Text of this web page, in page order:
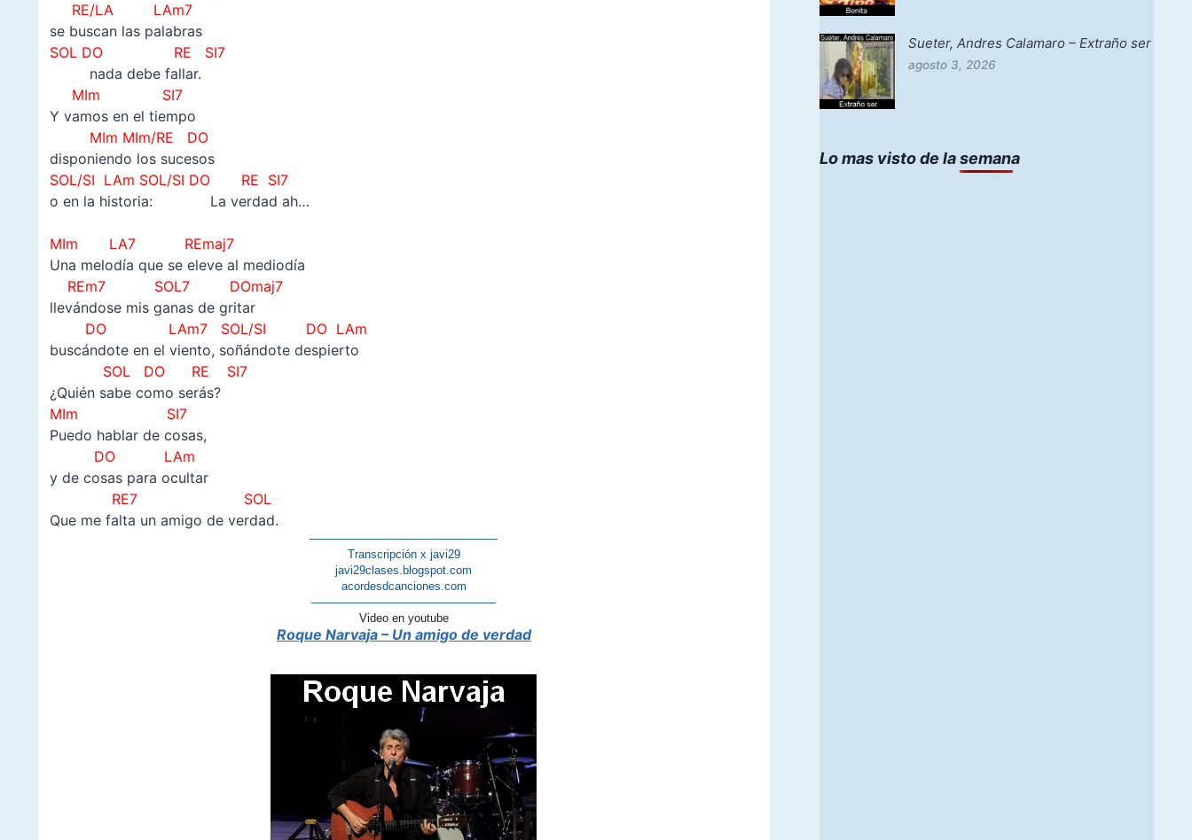
RE/LA LAm7
se buscan las palabras
SOL DO RE SI7
nada debe fallar.
MIm SI7
Y vamos en el tiempo
MIm MIm/RE DO
disponiendo los sucesos
SOL/SI LAm SOL/SI DO RE SI7
o en la historia: La verdad ah…
MIm LA7 REmaj7
Una melodía que se eleve al mediodía
REm7 SOL7 DOmaj7
llevándose mis ganas de gritar
DO LAm7 SOL/SI DO LAm
buscándote en el viento, soñándote despierto
SOL DO RE SI7
¿Quién sabe como serás?
MIm SI7
Puedo hablar de cosas,
DO LAm
y de cosas para ocultar
RE7 SOL
Que me falta un amigo de verdad.
————————————————-
Transcripción x javi29
javi29clases.blogspot.com
acordesdcanciones.com
————————————————
Video en youtube
Roque Narvaja – Un amigo de verdad
Sueter, Andres Calamaro – Extraño ser
agosto 3, 2026
Lo mas visto de la semana